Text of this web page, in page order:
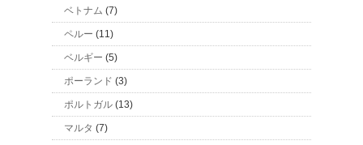
ベトナム (7)
ペルー (11)
ベルギー (5)
ポーランド (3)
ポルトガル (13)
マルタ (7)